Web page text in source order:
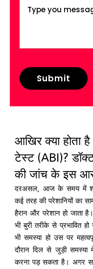
आखिर क्या होता
टेस्ट (ABI)?
की जांच के इस
दरअसल, आज के समय में
कई तरह की परेशानियों का
हैरान और परेशान हो जाता
भी बुरी तरीके से प्रभावित
भी समस्या हो उस पर
दौरान दिल से जुड़ी समस्या
करना पड़ सकता है। अगर